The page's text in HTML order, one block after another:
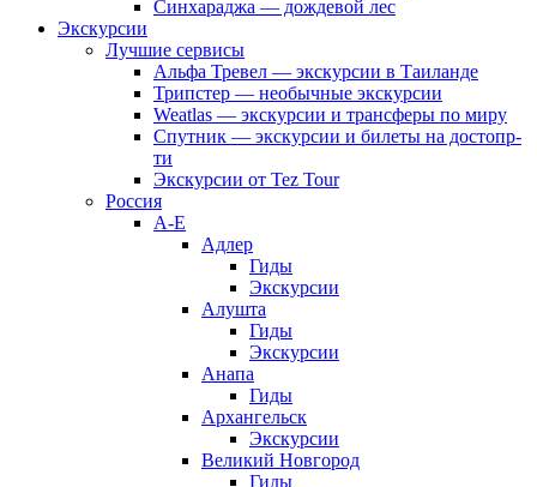
Синхараджа — дождевой лес
Экскурсии
Лучшие сервисы
Альфа Тревел — экскурсии в Таиланде
Трипстер — необычные экскурсии
Weatlas — экскурсии и трансферы по миру
Спутник — экскурсии и билеты на достопр-
ти
Экскурсии от Tez Tour
Россия
А-Е
Адлер
Гиды
Экскурсии
Алушта
Гиды
Экскурсии
Анапа
Гиды
Архангельск
Экскурсии
Великий Новгород
Гиды